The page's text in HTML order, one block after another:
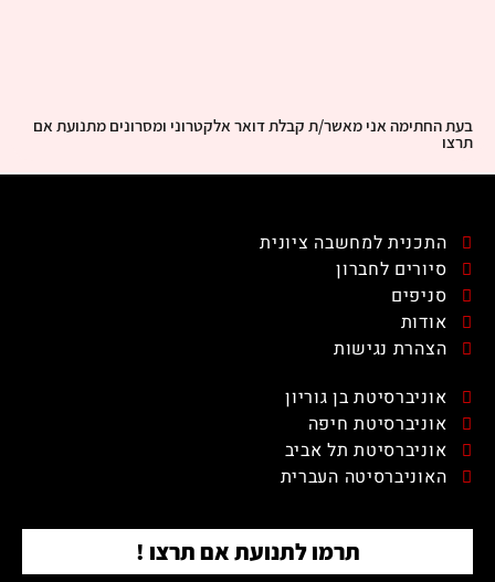
בעת החתימה אני מאשר/ת קבלת דואר אלקטרוני ומסרונים מתנועת אם
תרצו
התכנית למחשבה ציונית
סיורים לחברון
סניפים
אודות
הצהרת נגישות
אוניברסיטת בן גוריון
אוניברסיטת חיפה
אוניברסיטת תל אביב
האוניברסיטה העברית
תרמו לתנועת אם תרצו !